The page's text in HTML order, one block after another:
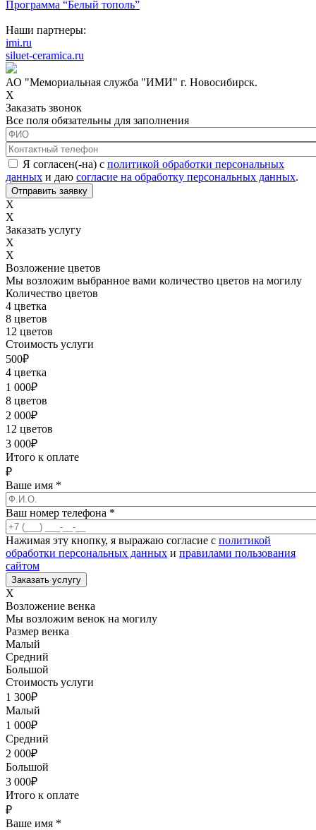
Программа “Белый тополь”
Наши партнеры:
imi.ru
siluet-ceramica.ru
АО "Мемориальная служба "ИМИ" г. Новосибирск.
X
Заказать звонок
Все поля обязательны для заполнения
ФИО
Контактный телефон
Соглашение с обработкой данных*
Я согласен(-на) с политикой обработки персональных
данных и даю согласие на обработку персональных данных.
X
X
Заказать услугу
X
X
Возложение цветов
Мы возложим выбранное вами количество цветов на могилу
Количество цветов
4 цветка
8 цветов
12 цветов
Стоимость услуги
500₽
4 цветка
1 000₽
8 цветов
2 000₽
12 цветов
3 000₽
Итого к оплате
₽
Ваше имя *
Ваш номер телефона *
Нажимая эту кнопку, я выражаю согласие с политикой
обработки персональных данных и правилами пользования
сайтом
X
Возложение венка
Мы возложим венок на могилу
Размер венка
Малый
Средний
Большой
Стоимость услуги
1 300₽
Малый
1 000₽
Средний
2 000₽
Большой
3 000₽
Итого к оплате
₽
Ваше имя *